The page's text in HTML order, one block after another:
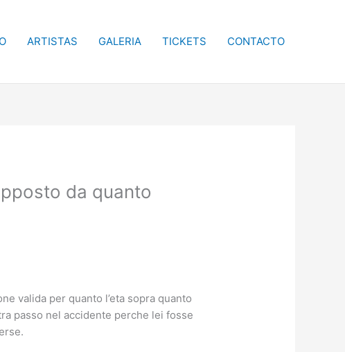
ARTISTAS GALERIA TICKETS CONTACTO
da quanto
valida per quanto l’eta sopra quanto
passo nel accidente perche lei fosse